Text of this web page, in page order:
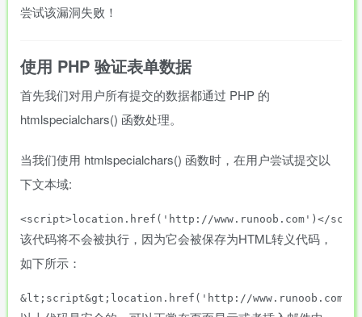
尝试该漏洞失败！
使用 PHP 验证表单数据
首先我们对用户所有提交的数据都通过 PHP 的
htmlspecialchars() 函数处理。
当我们使用 htmlspecialchars() 函数时，在用户尝试提交以
下文本域:
该代码将不会被执行，因为它会被保存为HTML转义代码，
如下所示：